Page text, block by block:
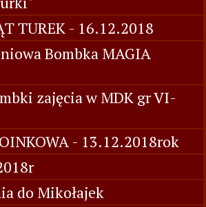
TUREK - 16.12.2018
Bombka MAGIA
zajęcia w MDK gr VI-
- 13.12.2018rok
do Mikołajek